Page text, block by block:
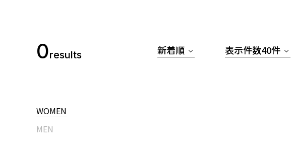
0results
WOMEN
MEN
新着順 表示件数40件